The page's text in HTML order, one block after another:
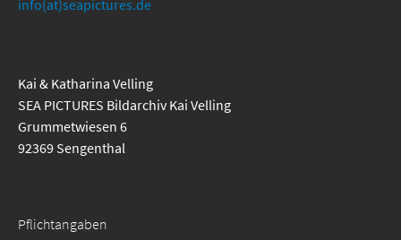
info(at)seapictures.de
Kai & Katharina Velling
SEA PICTURES Bildarchiv Kai Velling
Grummetwiesen 6
92369 Sengenthal
Pflichtangaben